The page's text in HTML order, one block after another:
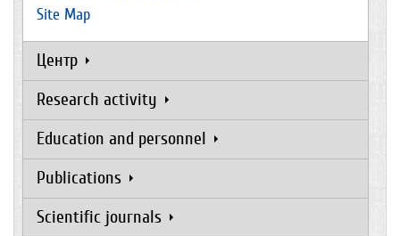
Site Map
Центр
Research activity
Education and personnel
Publications
Scientific journals